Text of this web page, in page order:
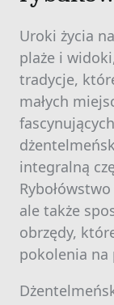
Uroki życia
plaże i
tradycje,
małych
integralną
ale także
obrzędy,
pokolenia na